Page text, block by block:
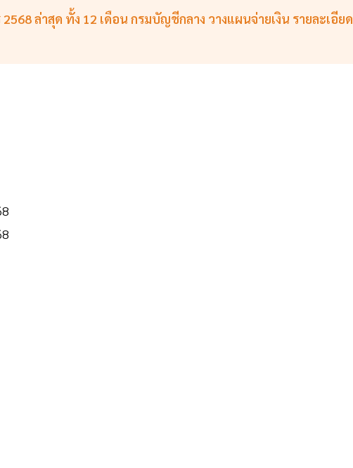
ล่าสุด ทั้ง 12 เดือน กรมบัญชีกลาง วางแผนจ่ายเงิน รายละเอียด